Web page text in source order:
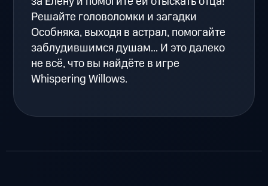
Решайте головоломки и загадки
Особняка, выходя в астрал, помогайте
заблудившимся душам... И это далеко
не всё, что вы найдёте в игре
Whispering Willows.